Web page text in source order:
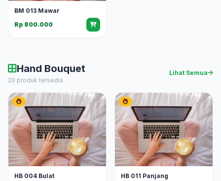
BM 013 Mawar
Rp 800.000
Hand Bouquet
20 produk tersedia
Lihat Semua
HB 004 Bulat
HB 011 Panjang